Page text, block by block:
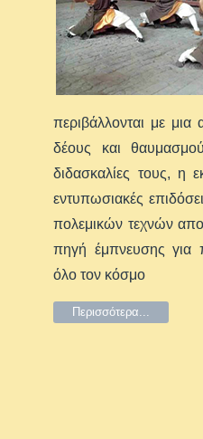
περιβάλλονται με μια
δέους και
διδασκαλίες τους, η
εντυπωσιακές
πολεμικών τεχνών
πηγή έμπνευσης
όλο τον κόσμο
Περισσότερα...